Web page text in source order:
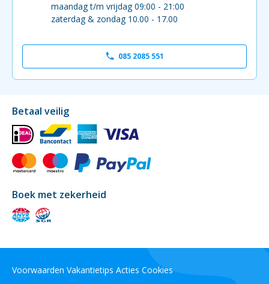
maandag t/m vrijdag 09:00 - 21:00
zaterdag & zondag 10.00 - 17.00
085 2085 551
Betaal veilig
Boek met zekerheid
Voorwaarden Vakantietips Acties Cookies